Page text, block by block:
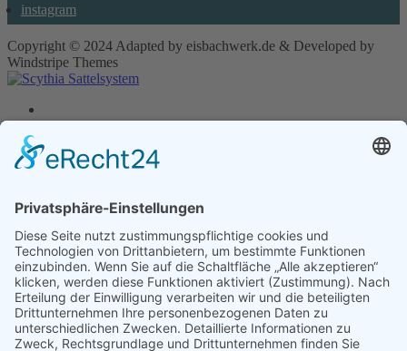
instagram
Copyright © 2024 Adapted by eisbachwerk.de & Developed by
Windstripe Themes
Das Scythia Sattelsystem
ARAS - Halbtiefer Dressursattel
Vielseitigkeitssattel
Springsattel
APEX - Springsattel
Barocksattel
VALERA - Barocksattel
Islandpferdesattel
TYRA - Islandpferdesattel
Scythia Zubehör